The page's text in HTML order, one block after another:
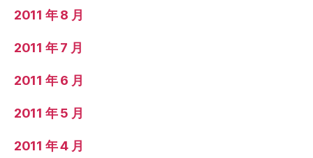
2011 年 8 月
2011 年 7 月
2011 年 6 月
2011 年 5 月
2011 年 4 月